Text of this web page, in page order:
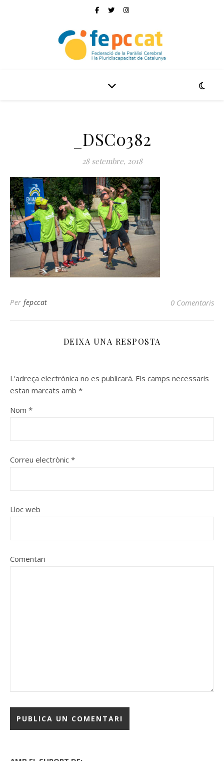
_DSC0382
28 setembre, 2018
Per fepccat 0 Comentaris
DEIXA UNA RESPOSTA
L'adreça electrònica no es publicarà. Els camps necessaris
estan marcats amb *
Nom *
Correu electrònic *
Lloc web
Comentari